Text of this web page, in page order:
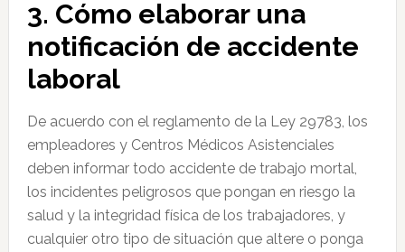
3. Cómo elaborar una
notificación de accidente
laboral
De acuerdo con el reglamento de la Ley 29783, los
empleadores y Centros Médicos Asistenciales
deben informar todo accidente de trabajo mortal,
los incidentes peligrosos que pongan en riesgo la
salud y la integridad física de los trabajadores, y
cualquier otro tipo de situación que altere o ponga